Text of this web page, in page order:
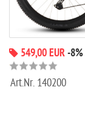
549,00 EUR-8%
Art.Nr. 140200